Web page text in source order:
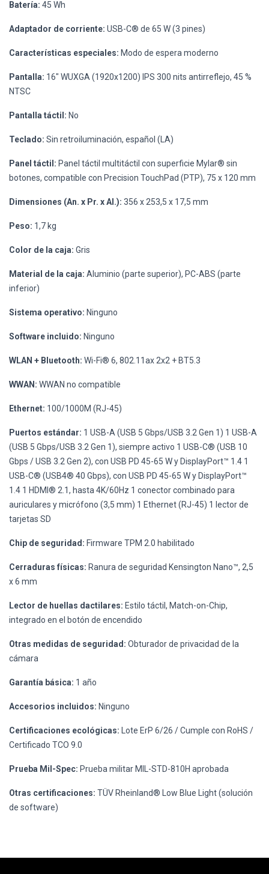
Batería: 45 Wh
Adaptador de corriente: USB-C® de 65 W (3 pines)
Características especiales: Modo de espera moderno
Pantalla: 16" WUXGA (1920x1200) IPS 300 nits antirreflejo, 45 %
NTSC
Pantalla táctil: No
Teclado: Sin retroiluminación, español (LA)
Panel táctil: Panel táctil multitáctil con superficie Mylar® sin
botones, compatible con Precision TouchPad (PTP), 75 x 120 mm
Dimensiones (An. x Pr. x Al.): 356 x 253,5 x 17,5 mm
Peso: 1,7 kg
Color de la caja: Gris
Material de la caja: Aluminio (parte superior), PC-ABS (parte
inferior)
Sistema operativo: Ninguno
Software incluido: Ninguno
WLAN + Bluetooth: Wi-Fi® 6, 802.11ax 2x2 + BT5.3
WWAN: WWAN no compatible
Ethernet: 100/1000M (RJ-45)
Puertos estándar: 1 USB-A (USB 5 Gbps/USB 3.2 Gen 1) 1 USB-A
(USB 5 Gbps/USB 3.2 Gen 1), siempre activo 1 USB-C® (USB 10
Gbps / USB 3.2 Gen 2), con USB PD 45-65 W y DisplayPort™ 1.4 1
USB-C® (USB4® 40 Gbps), con USB PD 45-65 W y DisplayPort™
1.4 1 HDMI® 2.1, hasta 4K/60Hz 1 conector combinado para
auriculares y micrófono (3,5 mm) 1 Ethernet (RJ-45) 1 lector de
tarjetas SD
Chip de seguridad: Firmware TPM 2.0 habilitado
Cerraduras físicas: Ranura de seguridad Kensington Nano™, 2,5
x 6 mm
Lector de huellas dactilares: Estilo táctil, Match-on-Chip,
integrado en el botón de encendido
Otras medidas de seguridad: Obturador de privacidad de la
cámara
Garantía básica: 1 año
Accesorios incluidos: Ninguno
Certificaciones ecológicas: Lote ErP 6/26 / Cumple con RoHS /
Certificado TCO 9.0
Prueba Mil-Spec: Prueba militar MIL-STD-810H aprobada
Otras certificaciones: TÜV Rheinland® Low Blue Light (solución
de software)